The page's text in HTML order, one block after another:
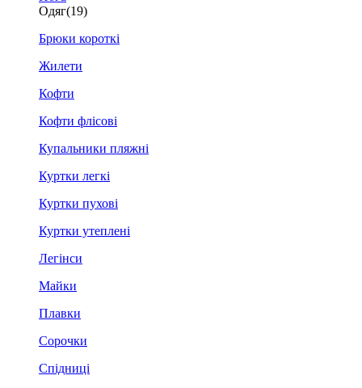
Одяг(19)
Брюки короткі
Жилети
Кофти
Кофти флісові
Купальники пляжні
Куртки легкі
Куртки пухові
Куртки утеплені
Легінси
Майки
Плавки
Сорочки
Спідниці